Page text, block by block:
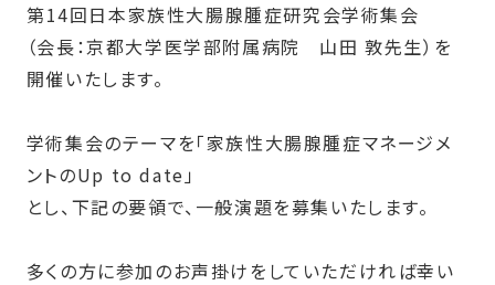
第14回日本家族性大腸腺腫症研究会学術集会
（会長：京都大学医学部附属病院 山田 敦先生）を
開催いたします。
学術集会のテーマを「家族性大腸腺腫症マネージメ
ントのUp to date 」
とし、下記の要領で、一般演題を募集いたします。
多くの方に参加のお声掛けをしていただければ幸い